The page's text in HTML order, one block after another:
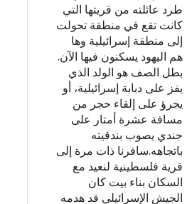
طرد عائلته من قريتها التي
كانت تقع في منطقة تحولت
إلى منطقة إسرائيلية وها
هم اليهود يسكنون فيها الآن.
بطل الصف هو الولد الذي
يفز على دبابة إسرائيلية، أو
يجرؤ على إلقاء حجر من
مسافة عشرة أمتار على
جندي يصوب بندقيته
باتجاهه.سافرنا ذات مرة إلى
قرية فلسطينية لنعيد مع
السكان بناء بيت كان
الجيش الإسرائيلي قد هدمه